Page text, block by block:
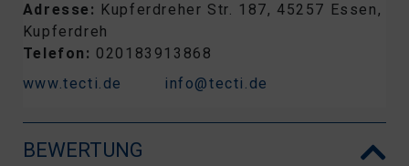
Adresse: Kupferdreher Str. 187, 45257 Essen,
Kupferdreh
Telefon: 020183913868
www.tecti.de
info@tecti.de
BEWERTUNG